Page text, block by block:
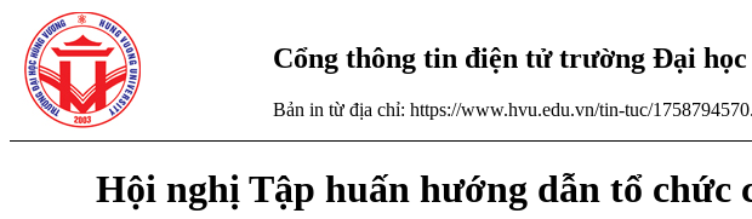
Cổng thông tin điện tử trường Đại
Bản in từ địa chỉ: https://www.hvu.edu.vn/tin-tuc/
Hội nghị Tập huấn hướng dẫn tổ chức